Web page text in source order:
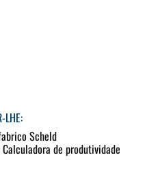
LHE:
Scheld
Calculadora de produtividade